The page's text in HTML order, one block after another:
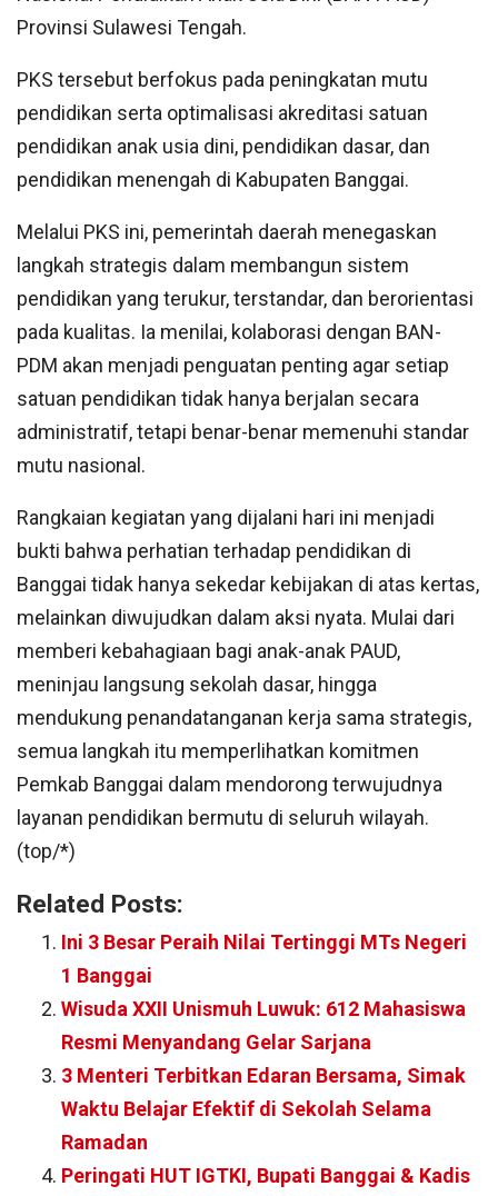
Provinsi Sulawesi Tengah.
PKS tersebut berfokus pada peningkatan mutu
pendidikan serta optimalisasi akreditasi satuan
pendidikan anak usia dini, pendidikan dasar, dan
pendidikan menengah di Kabupaten Banggai.
Melalui PKS ini, pemerintah daerah menegaskan
langkah strategis dalam membangun sistem
pendidikan yang terukur, terstandar, dan berorientasi
pada kualitas. Ia menilai, kolaborasi dengan BAN-
PDM akan menjadi penguatan penting agar setiap
satuan pendidikan tidak hanya berjalan secara
administratif, tetapi benar-benar memenuhi standar
mutu nasional.
Rangkaian kegiatan yang dijalani hari ini menjadi
bukti bahwa perhatian terhadap pendidikan di
Banggai tidak hanya sekedar kebijakan di atas kertas,
melainkan diwujudkan dalam aksi nyata. Mulai dari
memberi kebahagiaan bagi anak-anak PAUD,
meninjau langsung sekolah dasar, hingga
mendukung penandatanganan kerja sama strategis,
semua langkah itu memperlihatkan komitmen
Pemkab Banggai dalam mendorong terwujudnya
layanan pendidikan bermutu di seluruh wilayah.
(top/*)
Related Posts:
Ini 3 Besar Peraih Nilai Tertinggi MTs Negeri
1 Banggai
Wisuda XXII Unismuh Luwuk: 612 Mahasiswa
Resmi Menyandang Gelar Sarjana
3 Menteri Terbitkan Edaran Bersama, Simak
Waktu Belajar Efektif di Sekolah Selama
Ramadan
Peringati HUT IGTKI, Bupati Banggai & Kadis